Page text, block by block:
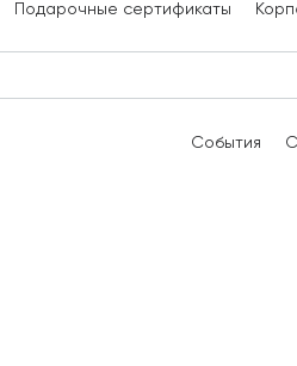
Подарочные сертификаты
События